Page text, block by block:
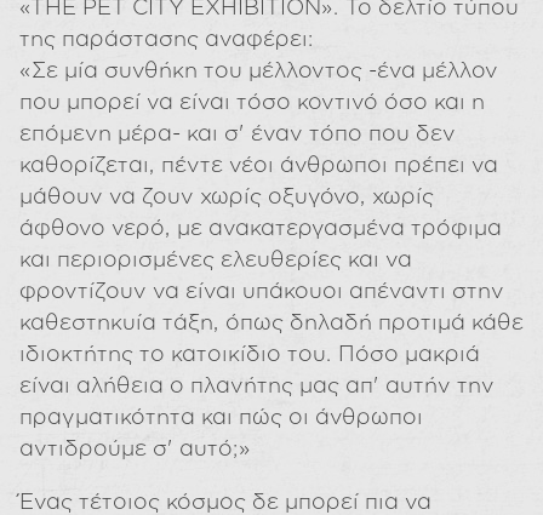
«ΤHE PET CITY EXHIBITION». Το δελτίο τύπου
της παράστασης αναφέρει:
«Σε μία συνθήκη του μέλλοντος -ένα μέλλον
που μπορεί να είναι τόσο κοντινό όσο και η
επόμενη μέρα- και σ' έναν τόπο που δεν
καθορίζεται, πέντε νέοι άνθρωποι πρέπει να
μάθουν να ζουν χωρίς οξυγόνο, χωρίς
άφθονο νερό, με ανακατεργασμένα τρόφιμα
και περιορισμένες ελευθερίες και να
φροντίζουν να είναι υπάκουοι απέναντι στην
καθεστηκυία τάξη, όπως δηλαδή προτιμά κάθε
ιδιοκτήτης το κατοικίδιο του. Πόσο μακριά
είναι αλήθεια ο πλανήτης μας απ' αυτήν την
πραγματικότητα και πώς οι άνθρωποι
αντιδρούμε σ' αυτό;»
Ένας τέτοιος κόσμος δε μπορεί πια να